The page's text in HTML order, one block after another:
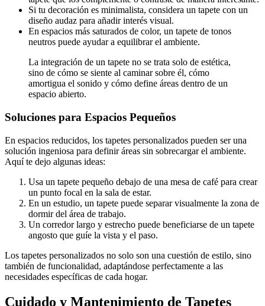
Si tu decoración es minimalista, considera un tapete con un
diseño audaz para añadir interés visual.
En espacios más saturados de color, un tapete de tonos
neutros puede ayudar a equilibrar el ambiente.
La integración de un tapete no se trata solo de estética,
sino de cómo se siente al caminar sobre él, cómo
amortigua el sonido y cómo define áreas dentro de un
espacio abierto.
Soluciones para Espacios Pequeños
En espacios reducidos, los tapetes personalizados pueden ser una
solución ingeniosa para definir áreas sin sobrecargar el ambiente.
Aquí te dejo algunas ideas:
Usa un tapete pequeño debajo de una mesa de café para crear
un punto focal en la sala de estar.
En un estudio, un tapete puede separar visualmente la zona de
dormir del área de trabajo.
Un corredor largo y estrecho puede beneficiarse de un tapete
angosto que guíe la vista y el paso.
Los tapetes personalizados no solo son una cuestión de estilo, sino
también de funcionalidad, adaptándose perfectamente a las
necesidades específicas de cada hogar.
Cuidado y Mantenimiento de Tapetes